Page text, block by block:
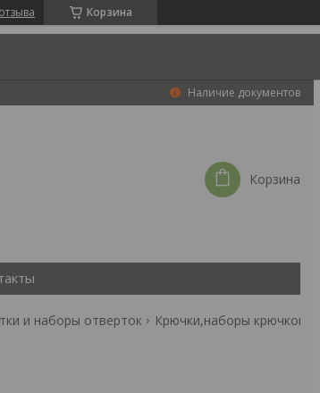
Корзина
Наличие документов
Корзина
и наборы отверток Крючки,наборы крючков